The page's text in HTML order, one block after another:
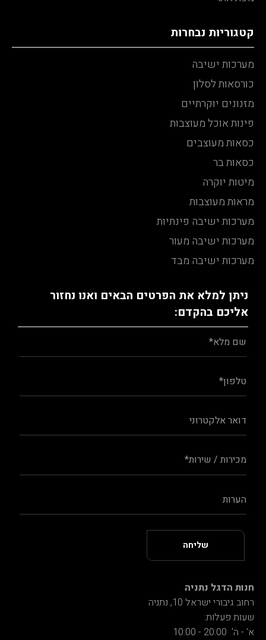
קטגוריות נבחרות
מערכות ישיבה
כורסאות לסלון
מזנונים יוקרתיים
פינות אוכל מעוצבות
כסאות מעוצבים
כסאות בר
מיטות יוקרה
מראות מעוצבות
מערכות ישיבה פינתיות
מערכות ישיבה מעור
מערכות ישיבה מבד
ניתן למלא את הפרטים הבאים ואנו נחזור
אליכם בהקדם:
חנות הדגל נתניה
רחוב גיבורי ישראל 10, נתניה
שעות פעלות:
א' - ה' 20:00 - 10:00